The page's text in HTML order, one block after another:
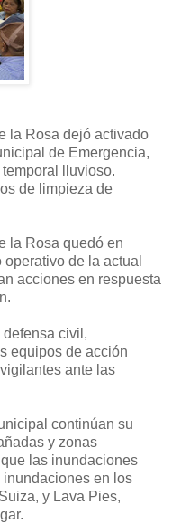
la Rosa dejó activado
de Emergencia,
lluvioso.
de limpieza de
la Rosa quedó en
de la actual
acciones en respuesta
civil,
equipos de acción
ante las
continúan su
y zonas
las inundaciones
en los
y Lava Pies,